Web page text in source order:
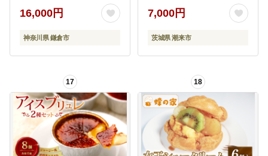
メ ご当地 お土産 個包装
銘菓 神奈川 鎌倉 ギフト
老舗 詰め合わせ 定番 名
16,000円
神奈川県 鎌倉市
リ品 ほしいも 干し芋 さ
つまいも 天然スイーツ
おやつ そのまま・焼い
来市 (A15-004)
7,000円
茨城県 潮来市
17 18